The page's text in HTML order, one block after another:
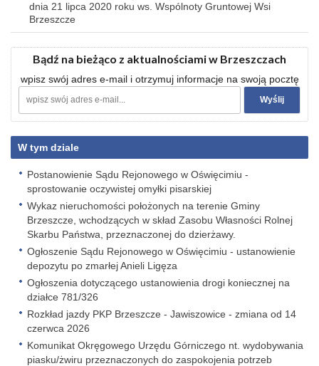
dnia 21 lipca 2020 roku ws. Wspólnoty Gruntowej Wsi
Brzeszcze
Bądź na bieżąco z aktualnościami w Brzeszczach
wpisz swój adres e-mail i otrzymuj informacje na swoją pocztę
W tym dziale
Postanowienie Sądu Rejonowego w Oświęcimiu -
sprostowanie oczywistej omyłki pisarskiej
Wykaz nieruchomości położonych na terenie Gminy
Brzeszcze, wchodzących w skład Zasobu Własności Rolnej
Skarbu Państwa, przeznaczonej do dzierżawy.
Ogłoszenie Sądu Rejonowego w Oświęcimiu - ustanowienie
depozytu po zmarłej Anieli Ligęza
Ogłoszenia dotyczącego ustanowienia drogi koniecznej na
działce 781/326
Rozkład jazdy PKP Brzeszcze - Jawiszowice - zmiana od 14
czerwca 2026
Komunikat Okręgowego Urzędu Górniczego nt. wydobywania
piasku/żwiru przeznaczonych do zaspokojenia potrzeb